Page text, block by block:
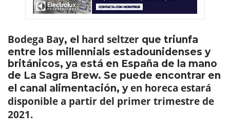
Bodega Bay, el hard seltzer que triunfa
entre los millennials estadounidenses y
británicos, ya está en España de la mano
de La Sagra Brew. Se puede encontrar en
el canal alimentación, yen horeca estará
disponible a partir del primer trimestre de
2021.